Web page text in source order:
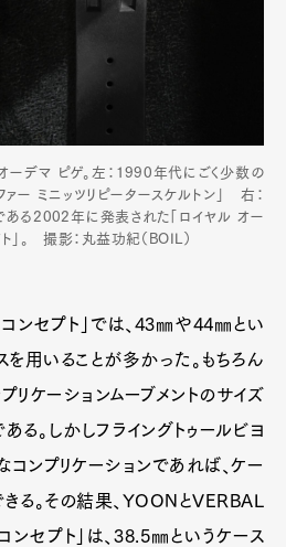
ーデマ ピゲ。左：1990年代にごく少数の
ァー ミニッツリピータースケルトン」 右：
ある2002年に発表された「ロイヤル オー
」。 撮影：丸益功紀（BOIL）
ンセプト」では、43㎜や44㎜とい
を用いることが多かった。もちろん
リケーションムーブメントのサイズ
る。しかしフライングトゥールビヨ
ンプリケーションであれば、ケー
る。その結果、YOONとVERBAL
ンセプト」は、38.5㎜というケース